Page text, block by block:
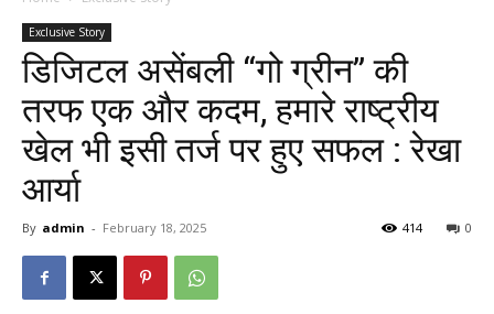
Exclusive Story
डिजिटल असेंबली “गो ग्रीन” की
तरफ एक और कदम, हमारे राष्ट्रीय
खेल भी इसी तर्ज पर हुए सफल : रेखा
आर्या
By admin - February 18, 2025 0
414